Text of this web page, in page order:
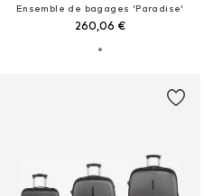
Ensemble de bagages 'Paradise'
260,06 €